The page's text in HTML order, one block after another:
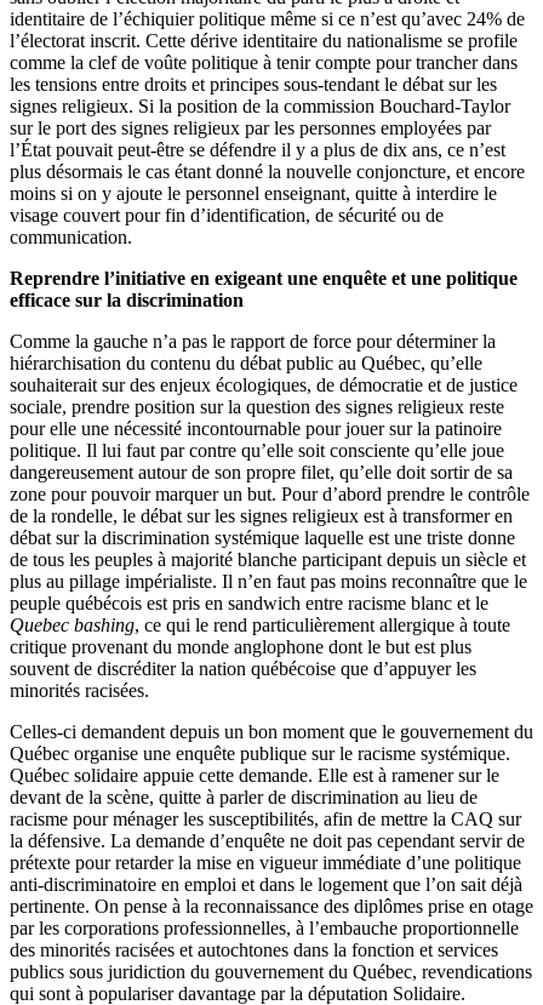
identitaire de l’échiquier politique même si ce n’est qu’avec 24% de
l’électorat inscrit. Cette dérive identitaire du nationalisme se profile
comme la clef de voûte politique à tenir compte pour trancher dans
les tensions entre droits et principes sous-tendant le débat sur les
signes religieux. Si la position de la commission Bouchard-Taylor
sur le port des signes religieux par les personnes employées par
l’État pouvait peut-être se défendre il y a plus de dix ans, ce n’est
plus désormais le cas étant donné la nouvelle conjoncture, et encore
moins si on y ajoute le personnel enseignant, quitte à interdire le
visage couvert pour fin d’identification, de sécurité ou de
communication.
Reprendre l’initiative en exigeant une enquête et une politique
efficace sur la discrimination
Comme la gauche n’a pas le rapport de force pour déterminer la
hiérarchisation du contenu du débat public au Québec, qu’elle
souhaiterait sur des enjeux écologiques, de démocratie et de justice
sociale, prendre position sur la question des signes religieux reste
pour elle une nécessité incontournable pour jouer sur la patinoire
politique. Il lui faut par contre qu’elle soit consciente qu’elle joue
dangereusement autour de son propre filet, qu’elle doit sortir de sa
zone pour pouvoir marquer un but. Pour d’abord prendre le contrôle
de la rondelle, le débat sur les signes religieux est à transformer en
débat sur la discrimination systémique laquelle est une triste donne
de tous les peuples à majorité blanche participant depuis un siècle et
plus au pillage impérialiste. Il n’en faut pas moins reconnaître que le
peuple québécois est pris en sandwich entre racisme blanc et le
Quebec bashing, ce qui le rend particulièrement allergique à toute
critique provenant du monde anglophone dont le but est plus
souvent de discréditer la nation québécoise que d’appuyer les
minorités racisées.
Celles-ci demandent depuis un bon moment que le gouvernement du
Québec organise une enquête publique sur le racisme systémique.
Québec solidaire appuie cette demande. Elle est à ramener sur le
devant de la scène, quitte à parler de discrimination au lieu de
racisme pour ménager les susceptibilités, afin de mettre la CAQ sur
la défensive. La demande d’enquête ne doit pas cependant servir de
prétexte pour retarder la mise en vigueur immédiate d’une politique
anti-discriminatoire en emploi et dans le logement que l’on sait déjà
pertinente. On pense à la reconnaissance des diplômes prise en otage
par les corporations professionnelles, à l’embauche proportionnelle
des minorités racisées et autochtones dans la fonction et services
publics sous juridiction du gouvernement du Québec, revendications
qui sont à populariser davantage par la députation Solidaire.